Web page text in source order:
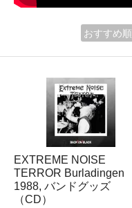
おすすめ順
EXTREME NOISE
TERROR Burladingen
1988, バンドグッズ
（CD）